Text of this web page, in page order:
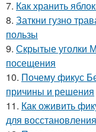
7. Как хранить
8. Заткни гузно
пользы
9. Скрытые уголки
посещения
10. Почему фикус
причины и решения
11. Как оживить
для